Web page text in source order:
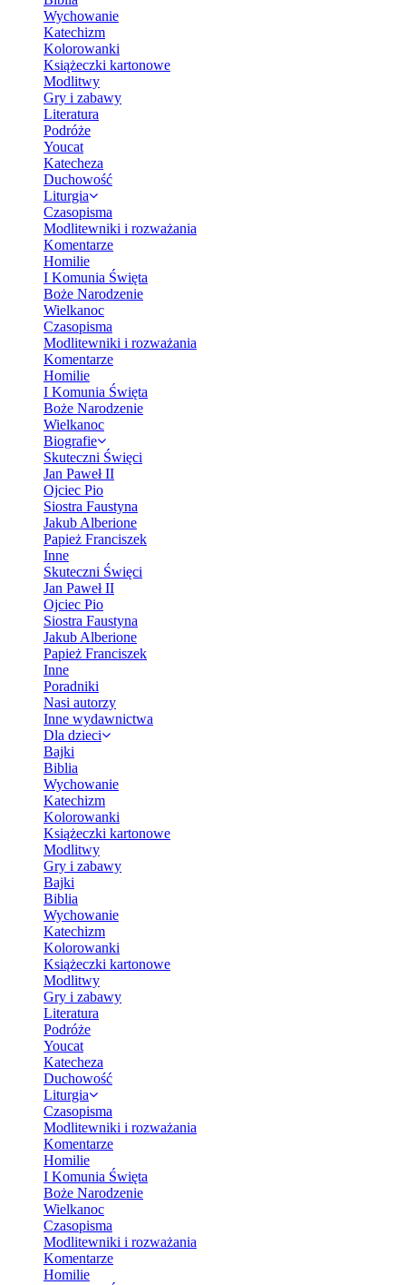
Wychowanie
Katechizm
Kolorowanki
Książeczki kartonowe
Modlitwy
Gry i zabawy
Literatura
Podróże
Youcat
Katecheza
Duchowość
Liturgia
Czasopisma
Modlitewniki i rozważania
Komentarze
Homilie
I Komunia Święta
Boże Narodzenie
Wielkanoc
Czasopisma
Modlitewniki i rozważania
Komentarze
Homilie
I Komunia Święta
Boże Narodzenie
Wielkanoc
Biografie
Skuteczni Święci
Jan Paweł II
Ojciec Pio
Siostra Faustyna
Jakub Alberione
Papież Franciszek
Inne
Skuteczni Święci
Jan Paweł II
Ojciec Pio
Siostra Faustyna
Jakub Alberione
Papież Franciszek
Inne
Poradniki
Nasi autorzy
Inne wydawnictwa
Dla dzieci
Bajki
Biblia
Wychowanie
Katechizm
Kolorowanki
Książeczki kartonowe
Modlitwy
Gry i zabawy
Bajki
Biblia
Wychowanie
Katechizm
Kolorowanki
Książeczki kartonowe
Modlitwy
Gry i zabawy
Literatura
Podróże
Youcat
Katecheza
Duchowość
Liturgia
Czasopisma
Modlitewniki i rozważania
Komentarze
Homilie
I Komunia Święta
Boże Narodzenie
Wielkanoc
Czasopisma
Modlitewniki i rozważania
Komentarze
Homilie